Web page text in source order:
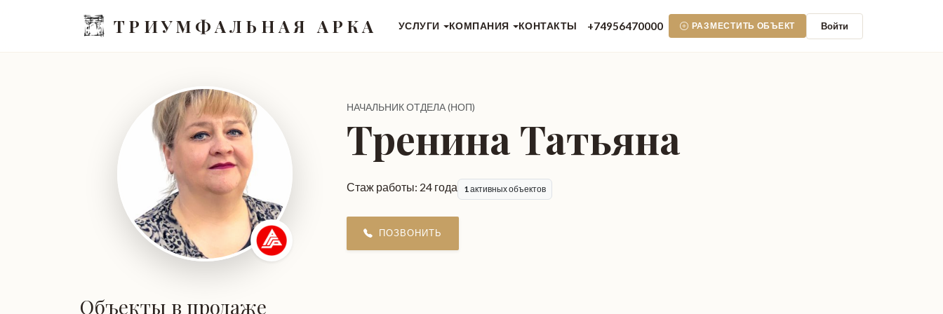
ТРИУМФАЛЬНАЯ АРКА УСЛУГИ КОМПАНИЯ КОНТАКТЫ +74956470000 РАЗМЕСТИТЬ ОБЪЕКТ Войти
НАЧАЛЬНИК ОТДЕЛА (НОП)
Тренина Татьяна
Стаж работы: 24 года 1 активных объектов
ПОЗВОНИТЬ
Объекты в продаже